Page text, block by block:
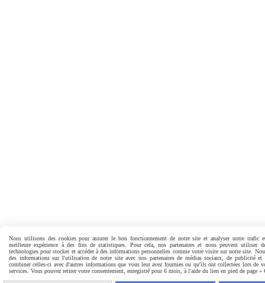
Nous utilisons des cookies pour assurer le bon fonctionnement de notre site et analyser notre trafic
meilleure expérience à des fins de statistiques. Pour cela, nos partenaires et nous peuvent utiliser
technologies pour stocker et accéder à des informations personnelles comme votre visite sur notre site.
des informations sur l'utilisation de notre site avec nos partenaires de médias sociaux, de publicité et
combiner celles-ci avec d'autres informations que vous leur avez fournies ou qu'ils ont collectées lors de
services. Vous pouvez retirer votre consentement, enregistré pour 6 mois, à l'aide du lien en pied de page